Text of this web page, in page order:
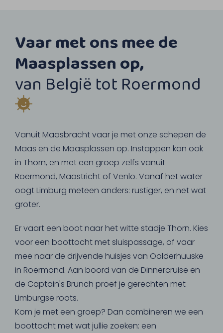
Vaar met ons mee de
Maasplassen op,
van België tot Roermond
Vanuit Maasbracht vaar je met onze schepen de
Maas en de Maasplassen op. Instappen kan ook
in Thorn, en met een groep zelfs vanuit
Roermond, Maastricht of Venlo. Vanaf het water
oogt Limburg meteen anders: rustiger, en net wat
groter.
Er vaart een boot naar het witte stadje Thorn. Kies
voor een boottocht met sluispassage, of vaar
mee naar de drijvende huisjes van Oolderhuuske
in Roermond. Aan boord van de Dinnercruise en
de Captain's Brunch proef je gerechten met
Limburgse roots.
Kom je met een groep? Dan combineren we een
boottocht met wat jullie zoeken: een